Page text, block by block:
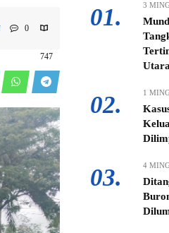
0
747
01. 3
Utara
02. 1
03. 4